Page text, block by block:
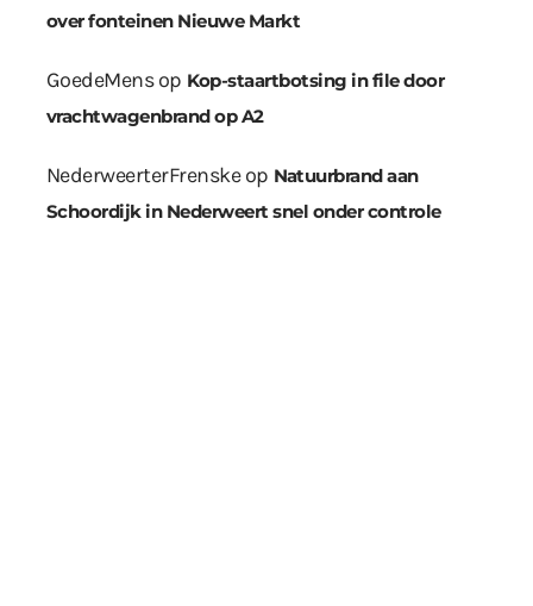
over fonteinen Nieuwe Markt
GoedeMensop Kop-staartbotsing in file door
vrachtwagenbrand op A2
NederweerterFrenskeop Natuurbrand aan
Schoordijk in Nederweert snel onder controle